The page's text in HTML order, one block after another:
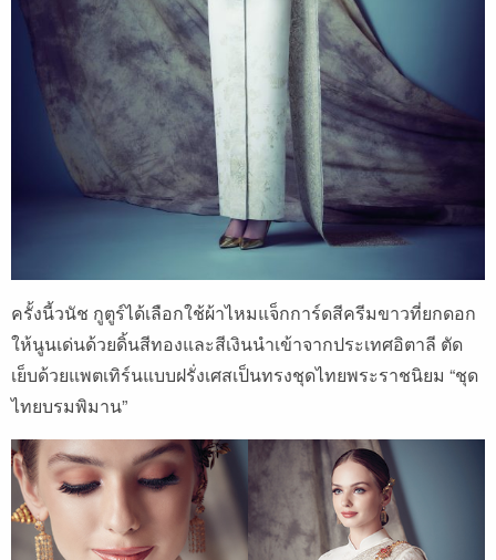
ครั้งนี้วนัช กูตูร์ได้เลือกใช้ผ้าไหมแจ็กการ์ดสีครีมขาวที่ยกดอก
ให้นูนเด่นด้วยดิ้นสีทองและสีเงินนำเข้าจากประเทศอิตาลี ตัด
เย็บด้วยแพตเทิร์นแบบฝรั่งเศสเป็นทรงชุดไทยพระราชนิยม “ชุด
ไทยบรมพิมาน”